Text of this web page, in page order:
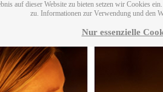
auf dieser Website zu bieten setzen wir Cookies
zu. Informationen zur Verwendung und den
Nur essenzielle